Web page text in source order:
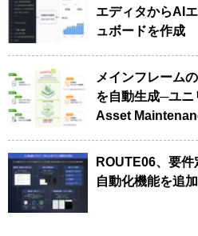
エディタからAI
ュボードを作成
メインフレーム
を自動生成─ユ
Asset
ROUTE06、要
自動化機能を追加